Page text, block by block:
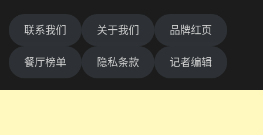
联系我们 关于我们 品牌红页
餐厅榜单 隐私条款 记者编辑